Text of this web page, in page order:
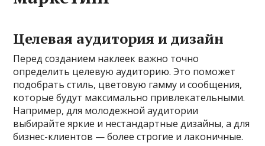
Целевая аудитория и дизайн
Перед созданием наклеек важно точно
определить целевую аудиторию. Это поможет
подобрать стиль, цветовую гамму и сообщения,
которые будут максимально привлекательными.
Например, для молодежной аудитории
выбирайте яркие и нестандартные дизайны, а для
бизнес-клиентов — более строгие и лаконичные.